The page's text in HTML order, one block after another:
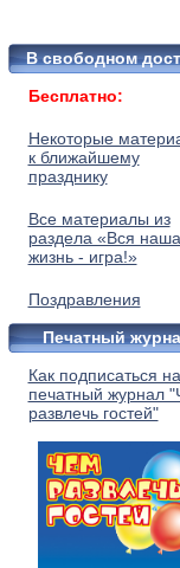
В свободном
Бесплатно:
Некоторые
к ближайшему
празднику
Все материалы из
раздела «Вся наша
жизнь - игра!»
Поздравления
Печатный
Как подписаться на
печатный журнал
развлечь гостей"